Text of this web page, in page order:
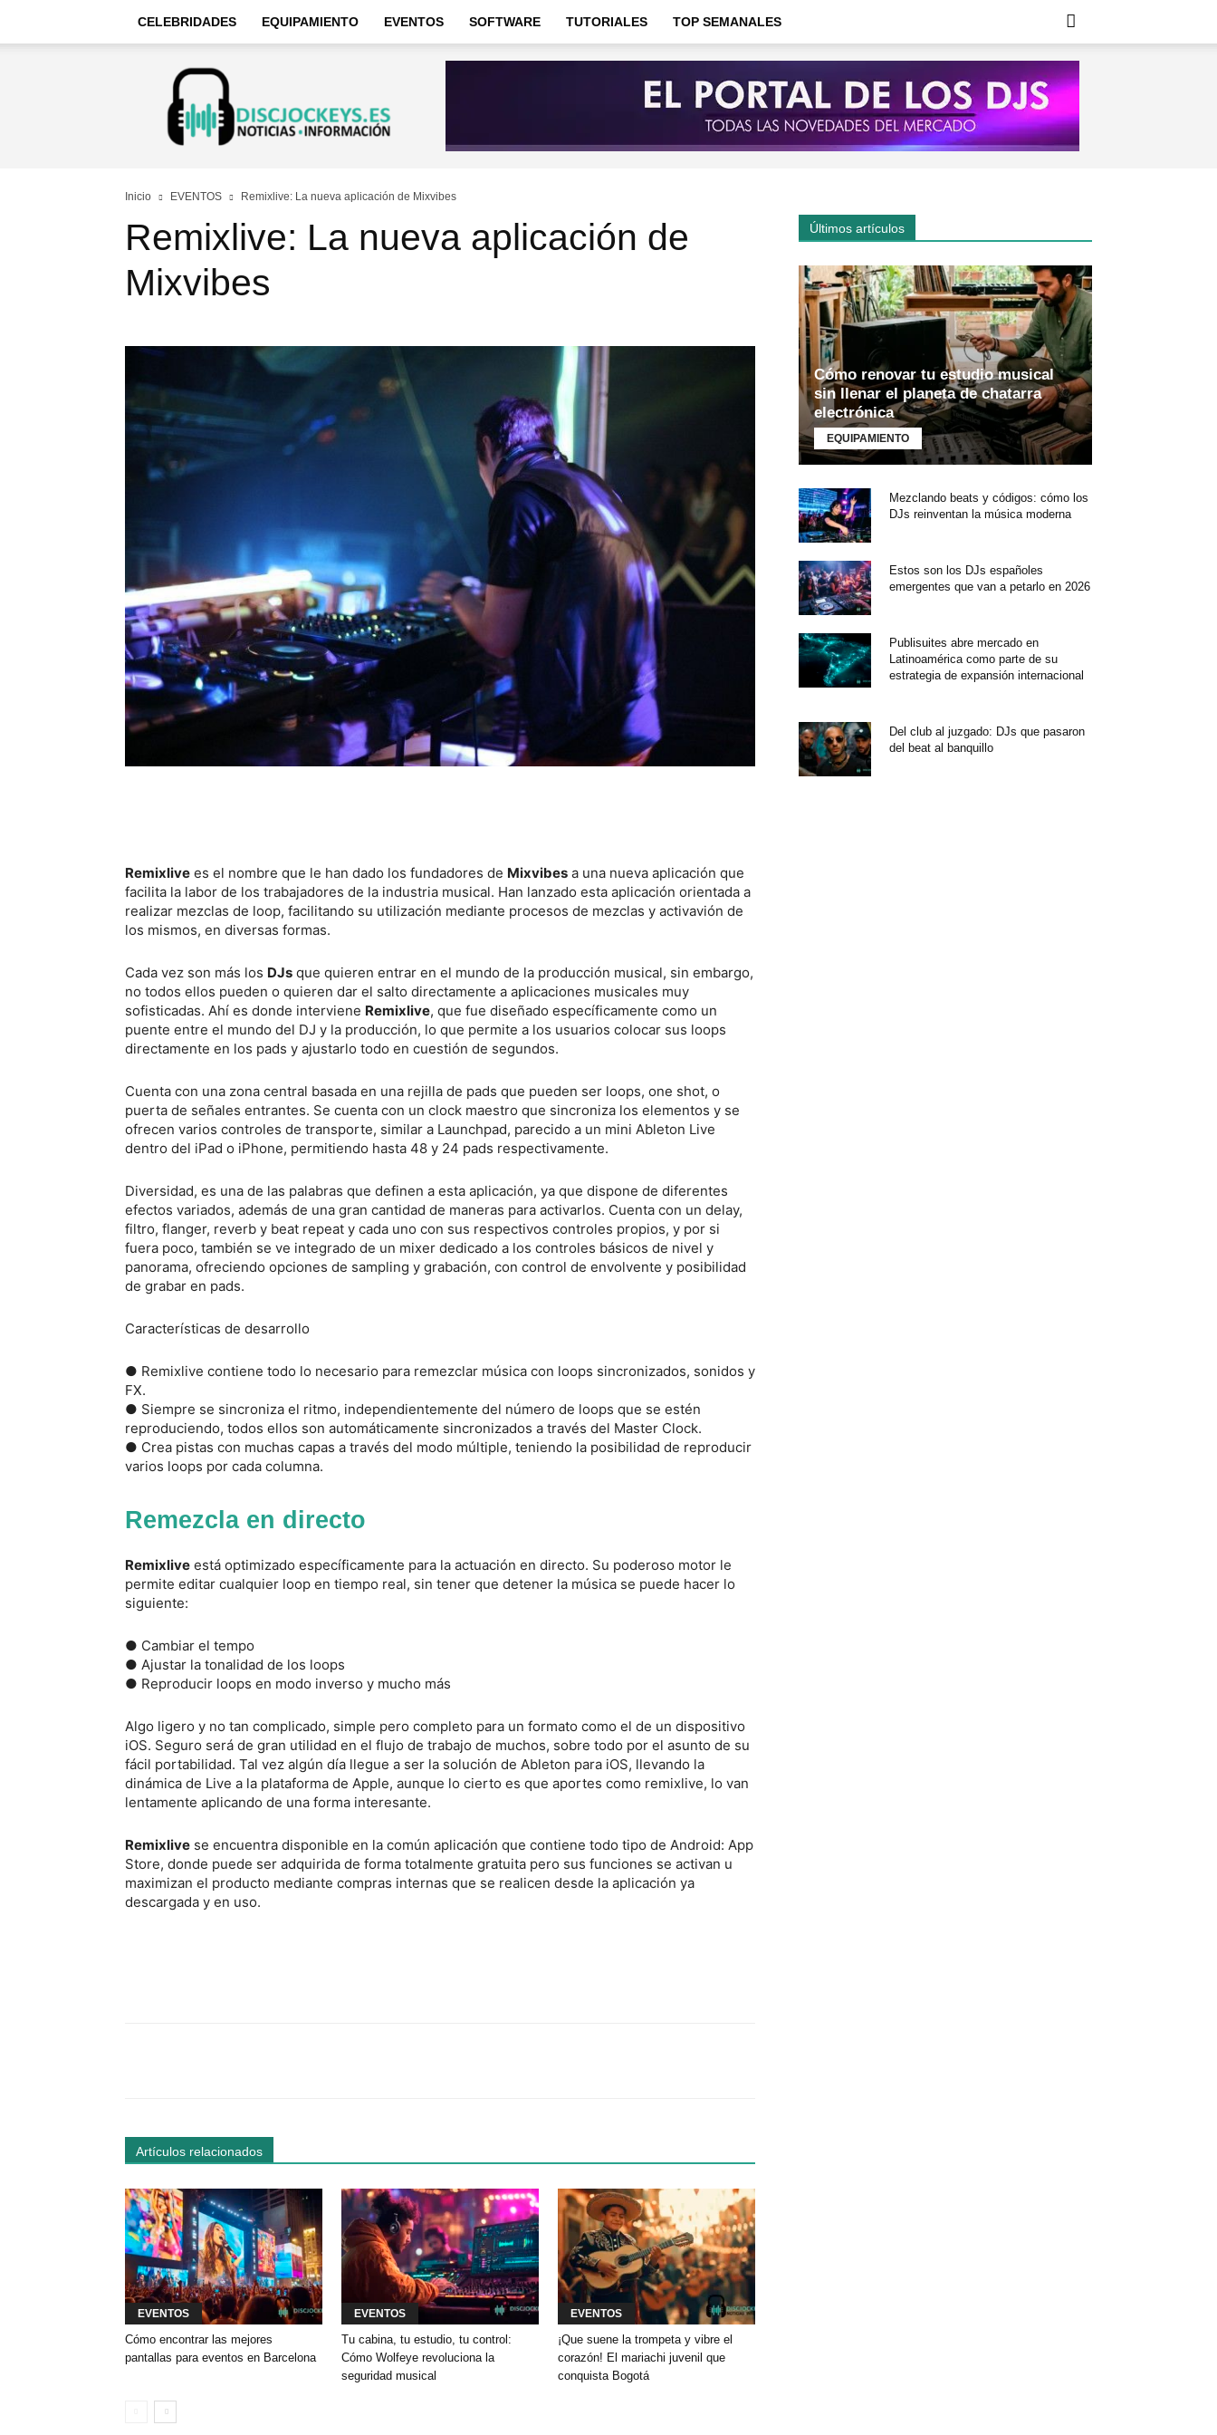
CELEBRIDADES EQUIPAMIENTO EVENTOS SOFTWARE TUTORIALES TOP SEMANALES
Discjockeys
Noticias
e
información
Inicio EVENTOS Remixlive: La nueva aplicación de Mixvibes
Remixlive: La nueva aplicación de
Mixvibes
Remixlive es el nombre que le han dado los fundadores de Mixvibes a una nueva aplicación que
facilita la labor de los trabajadores de la industria musical. Han lanzado esta aplicación orientada a
realizar mezclas de loop, facilitando su utilización mediante procesos de mezclas y activavión de
los mismos, en diversas formas.
Cada vez son más los DJs que quieren entrar en el mundo de la producción musical, sin embargo,
no todos ellos pueden o quieren dar el salto directamente a aplicaciones musicales muy
sofisticadas. Ahí es donde interviene Remixlive, que fue diseñado específicamente como un
puente entre el mundo del DJ y la producción, lo que permite a los usuarios colocar sus loops
directamente en los pads y ajustarlo todo en cuestión de segundos.
Cuenta con una zona central basada en una rejilla de pads que pueden ser loops, one shot, o
puerta de señales entrantes. Se cuenta con un clock maestro que sincroniza los elementos y se
ofrecen varios controles de transporte, similar a Launchpad, parecido a un mini Ableton Live
dentro del iPad o iPhone, permitiendo hasta 48 y 24 pads respectivamente.
Diversidad, es una de las palabras que definen a esta aplicación, ya que dispone de diferentes
efectos variados, además de una gran cantidad de maneras para activarlos. Cuenta con un delay,
filtro, flanger, reverb y beat repeat y cada uno con sus respectivos controles propios, y por si
fuera poco, también se ve integrado de un mixer dedicado a los controles básicos de nivel y
panorama, ofreciendo opciones de sampling y grabación, con control de envolvente y posibilidad
de grabar en pads.
Características de desarrollo
● Remixlive contiene todo lo necesario para remezclar música con loops sincronizados, sonidos y
FX.
● Siempre se sincroniza el ritmo, independientemente del número de loops que se estén
reproduciendo, todos ellos son automáticamente sincronizados a través del Master Clock.
● Crea pistas con muchas capas a través del modo múltiple, teniendo la posibilidad de reproducir
varios loops por cada columna.
Remezcla en directo
Remixlive está optimizado específicamente para la actuación en directo. Su poderoso motor le
permite editar cualquier loop en tiempo real, sin tener que detener la música se puede hacer lo
siguiente:
● Cambiar el tempo
● Ajustar la tonalidad de los loops
● Reproducir loops en modo inverso y mucho más
Algo ligero y no tan complicado, simple pero completo para un formato como el de un dispositivo
iOS. Seguro será de gran utilidad en el flujo de trabajo de muchos, sobre todo por el asunto de su
fácil portabilidad. Tal vez algún día llegue a ser la solución de Ableton para iOS, llevando la
dinámica de Live a la plataforma de Apple, aunque lo cierto es que aportes como remixlive, lo van
lentamente aplicando de una forma interesante.
Remixlive se encuentra disponible en la común aplicación que contiene todo tipo de Android: App
Store, donde puede ser adquirida de forma totalmente gratuita pero sus funciones se activan u
maximizan el producto mediante compras internas que se realicen desde la aplicación ya
descargada y en uso.
Artículos relacionados
EVENTOS
Cómo encontrar las mejores
pantallas para eventos en Barcelona
EVENTOS
Tu cabina, tu estudio, tu control:
Cómo Wolfeye revoluciona la
seguridad musical
EVENTOS
¡Que suene la trompeta y vibre el
corazón! El mariachi juvenil que
conquista Bogotá
Últimos artículos
Cómo renovar tu estudio musical
sin llenar el planeta de chatarra
electrónica
EQUIPAMIENTO
Mezclando beats y códigos: cómo los
DJs reinventan la música moderna
Estos son los DJs españoles
emergentes que van a petarlo en 2026
Publisuites abre mercado en
Latinoamérica como parte de su
estrategia de expansión internacional
Del club al juzgado: DJs que pasaron
del beat al banquillo